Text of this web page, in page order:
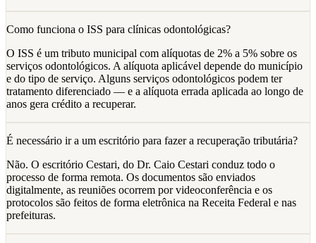
Como funciona o ISS para clínicas odontológicas?
O ISS é um tributo municipal com alíquotas de 2% a 5% sobre os
serviços odontológicos. A alíquota aplicável depende do município
e do tipo de serviço. Alguns serviços odontológicos podem ter
tratamento diferenciado — e a alíquota errada aplicada ao longo de
anos gera crédito a recuperar.
É necessário ir a um escritório para fazer a recuperação tributária?
Não. O escritório Cestari, do Dr. Caio Cestari conduz todo o
processo de forma remota. Os documentos são enviados
digitalmente, as reuniões ocorrem por videoconferência e os
protocolos são feitos de forma eletrônica na Receita Federal e nas
prefeituras.